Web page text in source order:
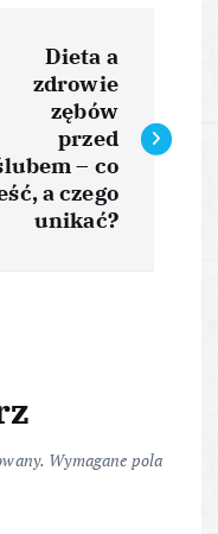
Dieta a
zdrowie
zębów
przed
– co
a czego
unikać?
Wymagane pola